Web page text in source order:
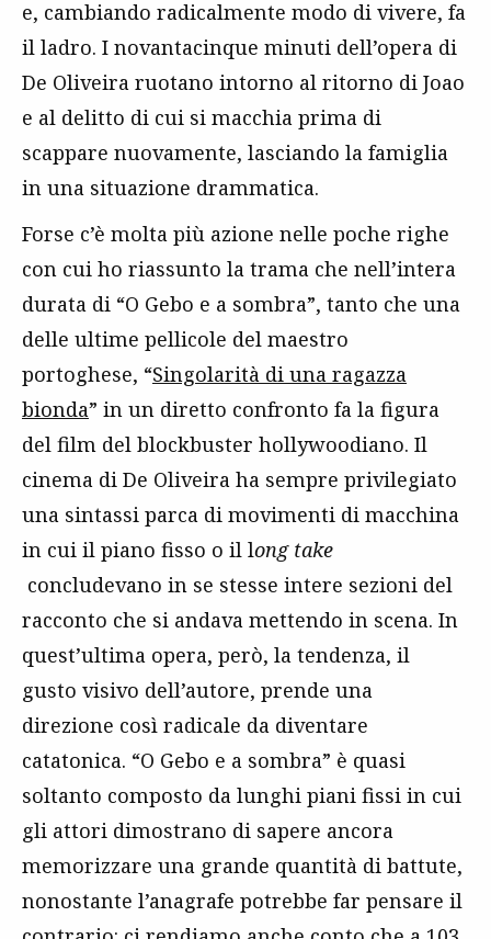
e, cambiando radicalmente modo di vivere, fa
il ladro. I novantacinque minuti dell’opera di
De Oliveira ruotano intorno al ritorno di Joao
e al delitto di cui si macchia prima di
scappare nuovamente, lasciando la famiglia
in una situazione drammatica.
Forse c’è molta più azione nelle poche righe
con cui ho riassunto la trama che nell’intera
durata di “O Gebo e a sombra”, tanto che una
delle ultime pellicole del maestro
portoghese, “Singolarità di una ragazza
bionda” in un diretto confronto fa la figura
del film del blockbuster hollywoodiano. Il
cinema di De Oliveira ha sempre privilegiato
una sintassi parca di movimenti di macchina
in cui il piano fisso o il long take
concludevano in se stesse intere sezioni del
racconto che si andava mettendo in scena. In
quest’ultima opera, però, la tendenza, il
gusto visivo dell’autore, prende una
direzione così radicale da diventare
catatonica. “O Gebo e a sombra” è quasi
soltanto composto da lunghi piani fissi in cui
gli attori dimostrano di sapere ancora
memorizzare una grande quantità di battute,
nonostante l’anagrafe potrebbe far pensare il